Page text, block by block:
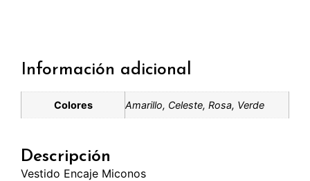
Información adicional
Colores Amarillo, Celeste, Rosa, Verde
Descripción
Vestido Encaje Miconos